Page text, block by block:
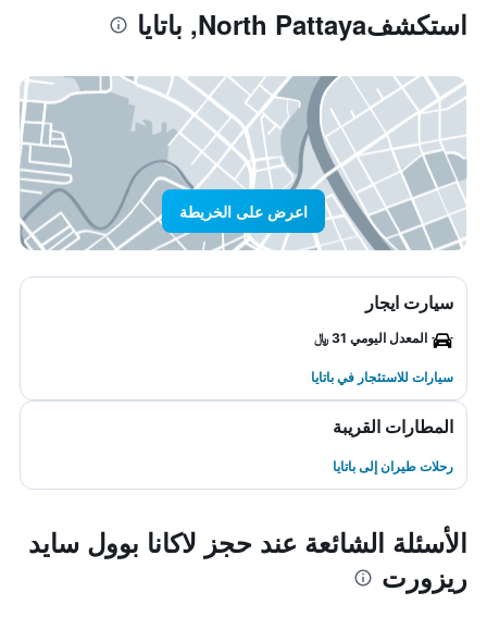
استكشفNorth Pattaya, باتايا
اعرض على الخريطة
سيارت ايجار
المعدل اليومي 31 ﷼
سيارات للاستئجار في باتايا
المطارات القريبة
رحلات طيران إلى باتايا
الأسئلة الشائعة عند حجز لاكانا بوول سايد
ريزورت